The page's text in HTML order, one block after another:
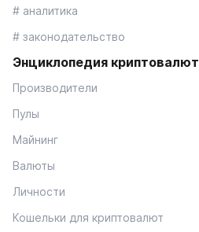
# аналитика
# законодательство
Энциклопедия криптовалют
Производители
Пулы
Майнинг
Валюты
Личности
Кошельки для криптовалют